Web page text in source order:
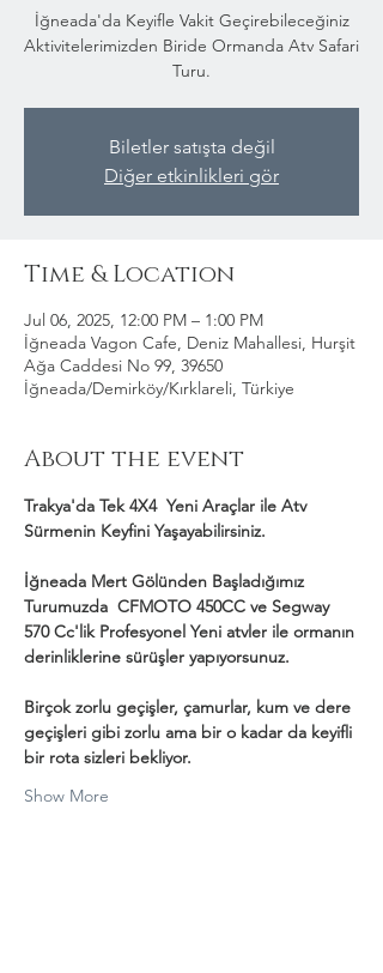
İğneada'da Keyifle Vakit Geçirebileceğiniz
Aktivitelerimizden Biride Ormanda Atv Safari
Turu.
Biletler satışta değil
Diğer etkinlikleri gör
Time & Location
Jul 06, 2025, 12:00 PM – 1:00 PM
İğneada Vagon Cafe, Deniz Mahallesi, Hurşit
Ağa Caddesi No 99, 39650
İğneada/Demirköy/Kırklareli, Türkiye
About the event
Trakya'da Tek 4X4  Yeni Araçlar ile Atv
Sürmenin Keyfini Yaşayabilirsiniz.
İğneada Mert Gölünden Başladığımız
Turumuzda  CFMOTO 450CC ve Segway
570 Cc'lik Profesyonel Yeni atvler ile ormanın
derinliklerine sürüşler yapıyorsunuz.
Birçok zorlu geçişler, çamurlar, kum ve dere
geçişleri gibi zorlu ama bir o kadar da keyifli
bir rota sizleri bekliyor.
Show More